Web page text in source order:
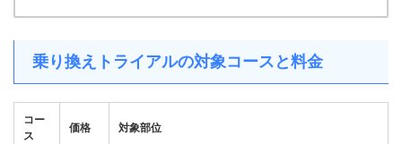
乗り換えトライアルの対象コースと料金
コー
ス
価格 対象部位